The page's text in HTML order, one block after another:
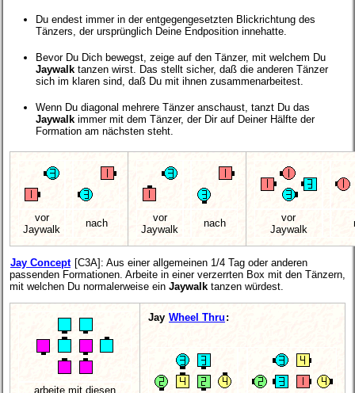
Du endest immer in der entgegengesetzten Blickrichtung des
Tänzers, der ursprünglich Deine Endposition innehatte.
Bevor Du Dich bewegst, zeige auf den Tänzer, mit welchem Du
Jaywalk tanzen wirst. Das stellt sicher, daß die anderen Tänzer
sich im klaren sind, daß Du mit ihnen zusammenarbeitest.
Wenn Du diagonal mehrere Tänzer anschaust, tanzt Du das
Jaywalk immer mit dem Tänzer, der Dir auf Deiner Hälfte der
Formation am nächsten steht.
vor
Jaywalk
nach
vor
Jaywalk
nach
vor
Jaywalk
Jay Concept [C3A] : Aus einer allgemeinen 1/4 Tag oder anderen
passenden Formationen. Arbeite in einer verzerrten Box mit den Tänzern,
mit welchen Du normalerweise ein Jaywalk tanzen würdest.
arbeite mit diesen
Jay Wheel Thru :